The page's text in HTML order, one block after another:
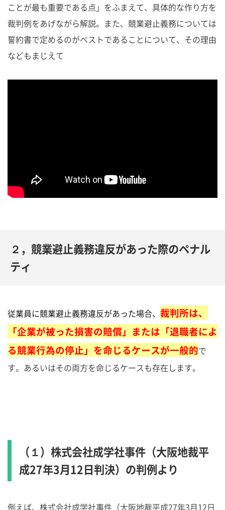
ことが最も重要である点」をふまえて、具体的な作り方を
裁判例をあげながら解説。また、競業避止義務については
誓約書で定めるのがベストであることについて、その理由
などもまじえて
２，競業避止義務違反があった際のペナル
ティ
従業員に競業避止義務違反があった場合、 裁判所は、
「企業が被った損害の賠償」または「退職者によ
る競業行為の停止」を命じるケースが一般的で
す。あるいはその両方を命じるケースも存在します。
（１）株式会社成学社事件（大阪地裁平
成27年3月12日判決）の判例より
例えば、株式会社成学社事件（大阪地裁平成27年3月12日